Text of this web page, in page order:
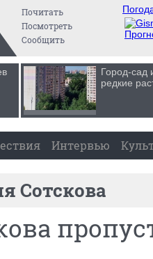
Почитать
Посмотреть
Сообщить
Город-сад
редкие
Интервью
Сотскова